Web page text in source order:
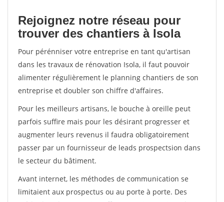
Rejoignez notre réseau pour
trouver des chantiers à Isola
Pour pérénniser votre entreprise en tant qu'artisan
dans les travaux de rénovation Isola, il faut pouvoir
alimenter régulièrement le planning chantiers de son
entreprise et doubler son chiffre d'affaires.
Pour les meilleurs artisans, le bouche à oreille peut
parfois suffire mais pour les désirant progresser et
augmenter leurs revenus il faudra obligatoirement
passer par un fournisseur de leads prospectsion dans
le secteur du bâtiment.
Avant internet, les méthodes de communication se
limitaient aux prospectus ou au porte à porte. Des